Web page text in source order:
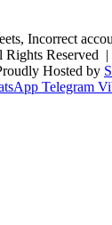
Incorrect
Reserved |
Hosted by
Telegram